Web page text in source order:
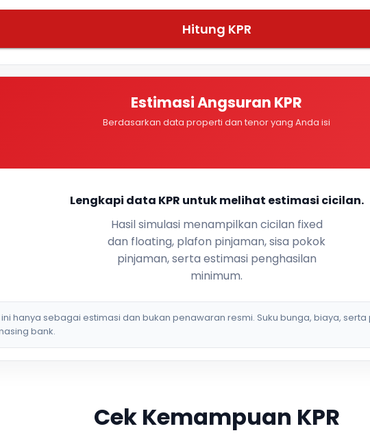
Hitung KPR
Estimasi Angsuran KPR
Berdasarkan data properti dan tenor yang Anda isi
Lengkapi data KPR untuk melihat estimasi cicilan.
Hasil simulasi menampilkan cicilan fixed
dan floating, plafon pinjaman, sisa pokok
pinjaman, serta estimasi penghasilan
minimum.
hanya sebagai estimasi dan bukan penawaran resmi. Suku bunga, biaya,
bank.
Cek Kemampuan KPR